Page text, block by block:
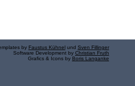
by Faustus Kühnelund Sven Fillinger
Software Development by Christian Fruth
Grafics & Icons by Boris Langanke